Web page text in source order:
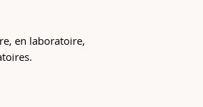
en laboratoire,